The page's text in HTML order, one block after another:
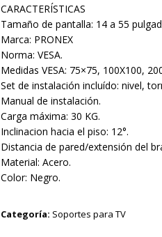
CARACTERÍSTICAS
Tamaño de pantalla: 14 a 55
Marca: PRONEX
Norma: VESA.
Medidas VESA: 75×75, 100X100,
Set de instalación incluído: nivel,
Manual de instalación.
Carga máxima: 30 KG.
Inclinacion hacia el piso: 12°.
Distancia de pared/extensión del
Material: Acero.
Color: Negro.
Categoría: Soportes para TV